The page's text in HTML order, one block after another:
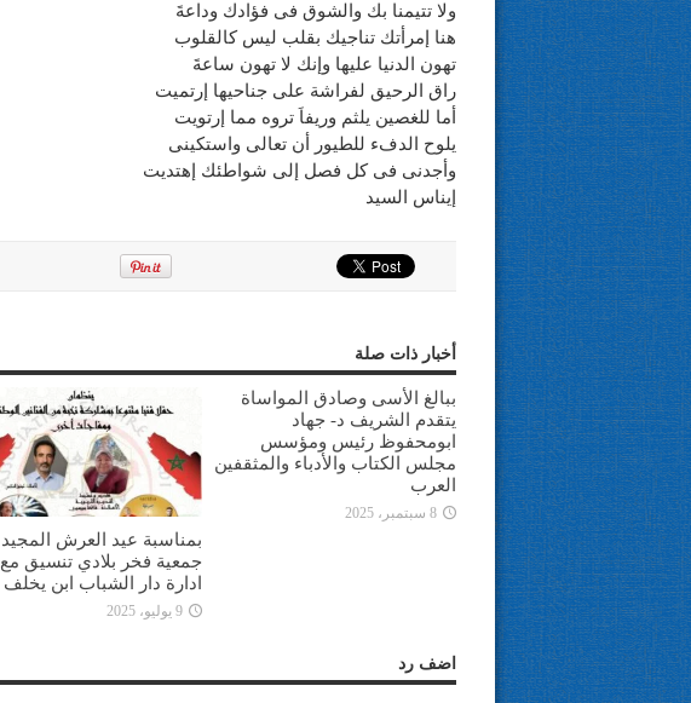
ولا تتيمنا بك والشوق فى فؤادك وداعةَ
هنا إمرأتك تناجيك بقلب ليس كالقلوب
تهون الدنيا عليها وإنك لا تهون ساعةَ
راق الرحيق لفراشة على جناحيها إرتميت
أما للغصين يلثم وريفاَ تروه مما إرتويت
يلوح الدفء للطيور أن تعالى واستكينى
وأجدنى فى كل فصل إلى شواطئك إهتديت
إيناس السيد
أخبار ذات صلة
ببالغ الأسى وصادق المواساة
يتقدم الشريف د- جهاد
ابومحفوظ رئيس ومؤسس
مجلس الكتاب والأدباء والمثقفين
العرب
8 سبتمبر، 2025
بمناسبة عيد العرش المجيد
جمعية فخر بلادي تنسيق مع
ادارة دار الشباب ابن يخلف
9 يوليو، 2025
اضف رد